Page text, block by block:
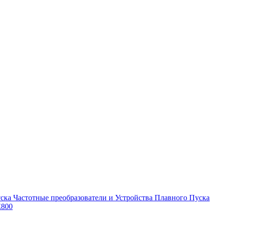
Частотные преобразователи и Устройства Плавного Пуска